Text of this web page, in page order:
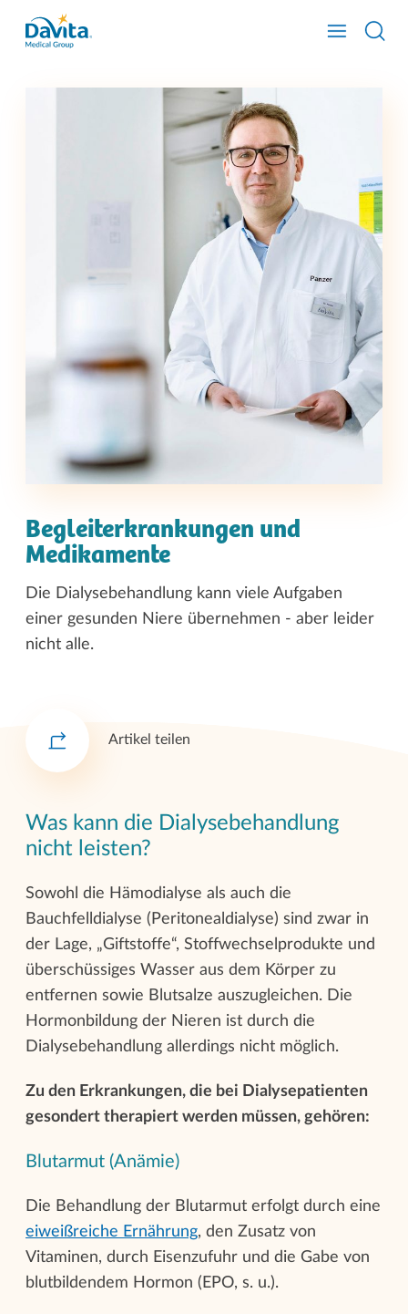
Begleiterkrankungen und
Medikamente
Die Dialysebehandlung kann viele Aufgaben
einer gesunden Niere übernehmen - aber leider
nicht alle.
Artikel teilen
Was kann die Dialysebehandlung
nicht leisten?
Sowohl die Hämodialyse als auch die
Bauchfelldialyse (Peritonealdialyse) sind zwar in
der Lage, „Giftstoffe“, Stoffwechselprodukte und
überschüssiges Wasser aus dem Körper zu
entfernen sowie Blutsalze auszugleichen. Die
Hormonbildung der Nieren ist durch die
Dialysebehandlung allerdings nicht möglich.
Zu den Erkrankungen, die bei Dialysepatienten
gesondert therapiert werden müssen, gehören:
Blutarmut (Anämie)
Die Behandlung der Blutarmut erfolgt durch eine
eiweißreiche Ernährung, den Zusatz von
Vitaminen, durch Eisenzufuhr und die Gabe von
blutbildendem Hormon (EPO, s. u.).